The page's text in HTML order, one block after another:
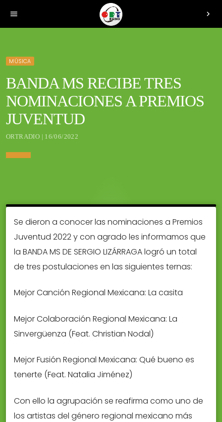
menu chevron_right
MÚSICA
BANDA MS RECIBE TRES
NOMINACIONES A PREMIOS
JUVENTUD
ORTRADIO | 16/06/2022
Se dieron a conocer las nominaciones a Premios
Juventud 2022 y con agrado les informamos que
la BANDA MS DE SERGIO LIZÁRRAGA logró un total
de tres postulaciones en las siguientes ternas:
Mejor Canción Regional Mexicana: La casita
Mejor Colaboración Regional Mexicana: La
Sinvergüenza (Feat. Christian Nodal)
Mejor Fusión Regional Mexicana: Qué bueno es
tenerte (Feat. Natalia Jiménez)
Con ello la agrupación se reafirma como uno de
los artistas del género regional mexicano más